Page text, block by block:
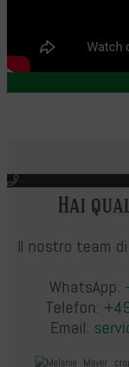
Hai
Il nostro team
WhatsApp:
Telefon:
Email: